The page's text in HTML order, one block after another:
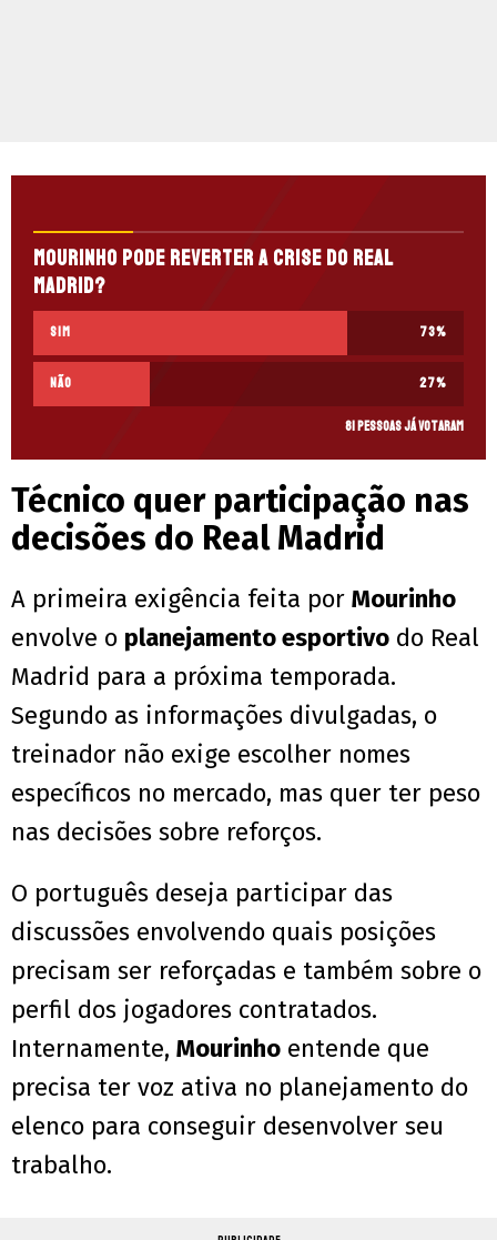
Mourinho pode reverter a crise do Real
Madrid?
Sim 73%
Não 27%
81 pessoas já votaram
Técnico quer participação nas
decisões do Real Madrid
A primeira exigência feita por Mourinho
envolve o planejamento esportivo do Real
Madrid para a próxima temporada.
Segundo as informações divulgadas, o
treinador não exige escolher nomes
específicos no mercado, mas quer ter peso
nas decisões sobre reforços.
O português deseja participar das
discussões envolvendo quais posições
precisam ser reforçadas e também sobre o
perfil dos jogadores contratados.
Internamente, Mourinho entende que
precisa ter voz ativa no planejamento do
elenco para conseguir desenvolver seu
trabalho.